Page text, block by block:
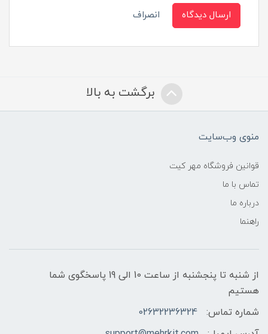
ارسال دیدگاه انصراف
برگشت به بالا
منوی وب‌سایت
قوانین فروشگاه مهر کیت
تماس با ما
درباره ما
راهنما
از شنبه تا پنجشنبه از ساعت 10 الی 19 پاسخگوی شما
هستیم
شماره تماس:
02632236324